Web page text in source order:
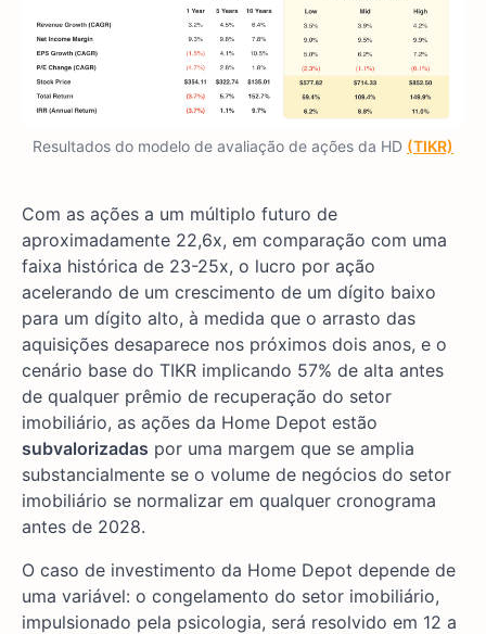
Resultados do modelo de avaliação de ações da HD (TIKR)
Com as ações a um múltiplo futuro de
aproximadamente 22,6x, em comparação com uma
faixa histórica de 23-25x, o lucro por ação
acelerando de um crescimento de um dígito baixo
para um dígito alto, à medida que o arrasto das
aquisições desaparece nos próximos dois anos, e o
cenário base do TIKR implicando 57% de alta antes
de qualquer prêmio de recuperação do setor
imobiliário, as ações da Home Depot estão
subvalorizadas por uma margem que se amplia
substancialmente se o volume de negócios do setor
imobiliário se normalizar em qualquer cronograma
antes de 2028.
O caso de investimento da Home Depot depende de
uma variável: o congelamento do setor imobiliário,
impulsionado pela psicologia, será resolvido em 12 a